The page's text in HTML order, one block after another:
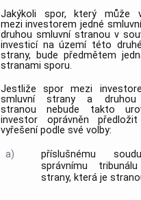
Jakýkoli spor, který může
mezi investorem jedné
druhou smluvní stranou v
investicí na území této
strany, bude předmětem
stranami sporu.
Jestliže spor mezi
smluvní strany a druhou
stranou nebude takto
investor oprávněn
vyřešení podle své volby:
a)
příslušnému
správnímu
strany, která je